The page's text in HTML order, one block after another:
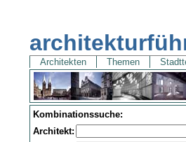
Architekten Themen
Kombinationssuche:
Architekt: